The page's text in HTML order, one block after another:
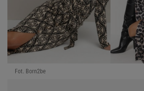
Fot. Born2be